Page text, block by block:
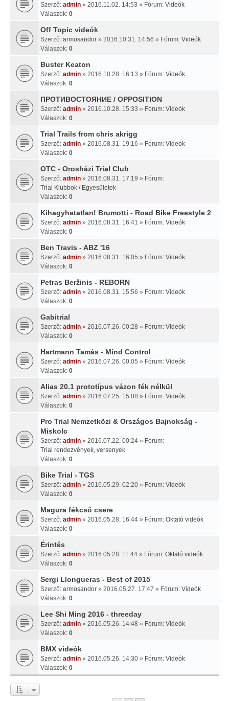
Szerző: admin » 2016.11.02. 14:53 » Fórum: Videók
Válaszok: 0
Off Topic videók
Szerző: armosandor » 2016.10.31. 14:56 » Fórum: Videók
Válaszok: 0
Buster Keaton
Szerző: admin » 2016.10.28. 16:13 » Fórum: Videók
Válaszok: 0
ПРОТИВОСТОЯНИЕ / OPPOSITION
Szerző: admin » 2016.10.28. 15:33 » Fórum: Videók
Válaszok: 0
Trial Trails from chris akrigg
Szerző: admin » 2016.08.31. 19:16 » Fórum: Videók
Válaszok: 0
OTC - Orosházi Trial Club
Szerző: admin » 2016.08.31. 17:19 » Fórum:
Trial Klubbok / Egyesületek
Válaszok: 0
Kihagyhatatlan! Brumotti - Road Bike Freestyle 2
Szerző: admin » 2016.08.31. 16:41 » Fórum: Videók
Válaszok: 0
Ben Travis - ABZ '16
Szerző: admin » 2016.08.31. 16:05 » Fórum: Videók
Válaszok: 0
Petras Beržinis - REBORN
Szerző: admin » 2016.08.31. 15:56 » Fórum: Videók
Válaszok: 0
Gabitrial
Szerző: admin » 2016.07.26. 00:28 » Fórum: Videók
Válaszok: 0
Hartmann Tamás - Mind Control
Szerző: admin » 2016.07.26. 00:05 » Fórum: Videók
Válaszok: 0
Alias 20.1 prototípus vázon fék nélkül
Szerző: admin » 2016.07.25. 15:08 » Fórum: Videók
Válaszok: 0
Pro Trial Nemzetközi & Országos Bajnokság -
Miskolc
Szerző: admin » 2016.07.22. 00:24 » Fórum:
Trial rendezvények, versenyek
Válaszok: 0
Bike Trial - TGS
Szerző: admin » 2016.05.29. 02:20 » Fórum: Videók
Válaszok: 0
Magura fékcső csere
Szerző: admin » 2016.05.28. 16:44 » Fórum: Oktató videók
Válaszok: 0
Érintés
Szerző: admin » 2016.05.28. 11:44 » Fórum: Oktató videók
Válaszok: 0
Sergi Llongueras - Best of 2015
Szerző: armosandor » 2016.05.27. 17:47 » Fórum: Videók
Válaszok: 0
Lee Shi Ming 2016 - threeday
Szerző: admin » 2016.05.26. 14:48 » Fórum: Videók
Válaszok: 0
BMX videók
Szerző: admin » 2016.05.26. 14:30 » Fórum: Videók
Válaszok: 0